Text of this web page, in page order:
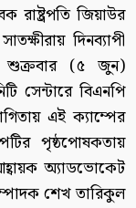
রাষ্ট্রপতি জিয়াউর
দিনব্যাপী
শুক্রবার (৫ জুন)
সেন্টারে বিএনপি
এই ক্যাম্পের
পৃষ্ঠপোষকতায়
অ্যাডভোকেট
শেখ তারিকুল